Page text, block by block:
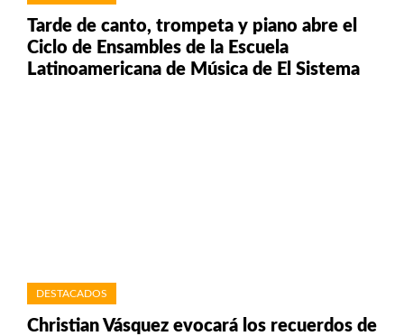
Tarde de canto, trompeta y piano abre el
Ciclo de Ensambles de la Escuela
Latinoamericana de Música de El Sistema
DESTACADOS
Christian Vásquez evocará los recuerdos de